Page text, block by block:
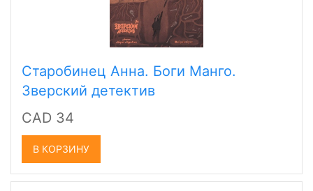
Старобинец Анна. Боги Манго.
Зверский детектив
CAD 34
В КОРЗИНУ